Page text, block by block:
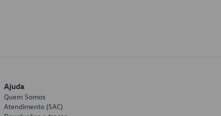
Ajuda
Quem Somos
Atendimento (SAC)